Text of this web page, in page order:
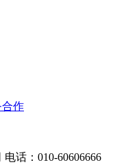
作
话：010-60606666